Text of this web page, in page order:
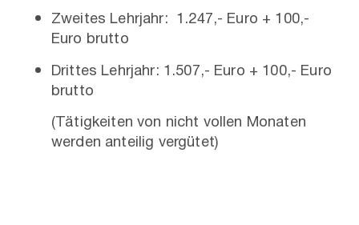
Zweites Lehrjahr: 1.247,- Euro + 100,-
Euro brutto
Drittes Lehrjahr: 1.507,- Euro + 100,- Euro
brutto
(Tätigkeiten von nicht vollen Monaten
werden anteilig vergütet)